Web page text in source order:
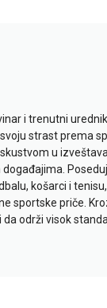
i trenutni
strast prema
u
košarci i
sportske priče.
da održi visok